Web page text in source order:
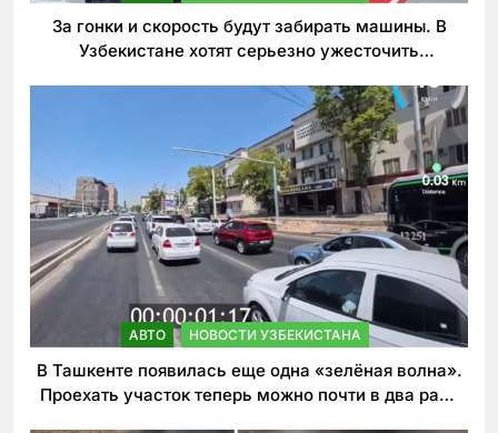
За гонки и скорость будут забирать машины. В
Узбекистане хотят серьезно ужесточить
АВТО НОВОСТИ УЗБЕКИСТАНА
В Ташкенте появилась еще одна «зелёная волна».
Проехать участок теперь можно почти в два раза